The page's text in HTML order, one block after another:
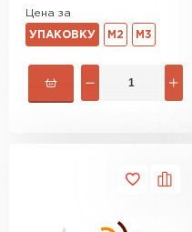
Цена за
УПАКОВКУ М2 М3